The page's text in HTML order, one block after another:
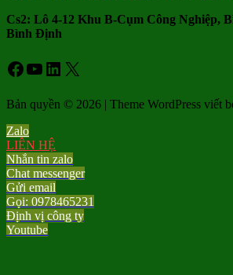
Cs2: Lô 4-12 Khu B-Cụm Công Nghiệp,
Bình Định
Facebook
Youtube
LinkedIn
X
Bản quyền © 2026 | Theme WordPress viết
Zalo
LIÊN HỆ
Nhắn tin zalo
Chat messenger
Gửi email
Gọi: 0978465231
Định vị công ty
Youtube